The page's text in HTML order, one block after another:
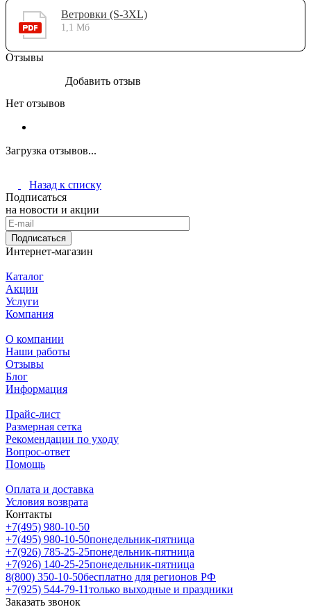
Ветровки (S-3XL)
1,1 Мб
Отзывы
Загрузка отзывов...
Нет отзывов
Добавить отзыв
Назад к списку
Подписаться
на новости и акции
Подписаться
Интернет-магазин
Каталог
Акции
Услуги
Компания
О компании
Наши работы
Отзывы
Блог
Информация
Прайс-лист
Размерная сетка
Рекомендации по уходу
Вопрос-ответ
Помощь
Оплата и доставка
Условия возврата
Контакты
+7(495) 980-10-50
+7(495) 980-10-50понедельник-пятница
+7(926) 785-25-25понедельник-пятница
+7(926) 140-25-25понедельник-пятница
8(800) 350-10-50бесплатно для регионов РФ
+7(925) 544-79-11только выходные и праздники
Заказать звонок